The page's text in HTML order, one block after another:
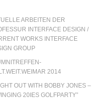
ARBEITEN DER
INTERFACE DESIGN /
WORKS INTERFACE
GROUP
2014
OUT WITH BOBBY JONES –
20IES GOLFPARTY”